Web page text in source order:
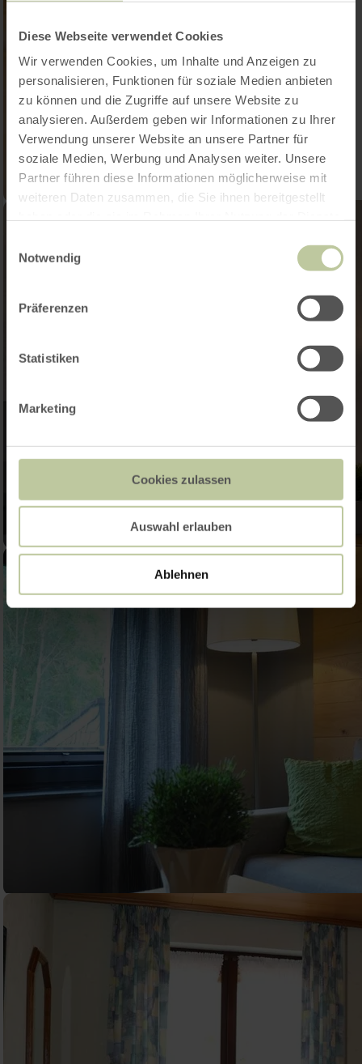
Diese Webseite verwendet Cookies
Wir verwenden Cookies, um Inhalte und Anzeigen zu
personalisieren, Funktionen für soziale Medien anbieten
zu können und die Zugriffe auf unsere Website zu
analysieren. Außerdem geben wir Informationen zu Ihrer
Verwendung unserer Website an unsere Partner für
soziale Medien, Werbung und Analysen weiter. Unsere
Partner führen diese Informationen möglicherweise mit
weiteren Daten zusammen, die Sie ihnen bereitgestellt
Notwendig
Präferenzen
Statistiken
Marketing
Cookies zulassen
Auswahl erlauben
Ablehnen